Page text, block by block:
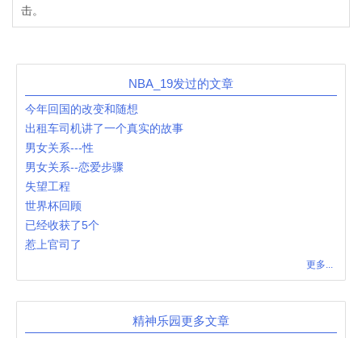
击。
NBA_19发过的文章
今年回国的改变和随想
出租车司机讲了一个真实的故事
男女关系---性
男女关系--恋爱步骤
失望工程
世界杯回顾
已经收获了5个
惹上官司了
更多...
精神乐园更多文章